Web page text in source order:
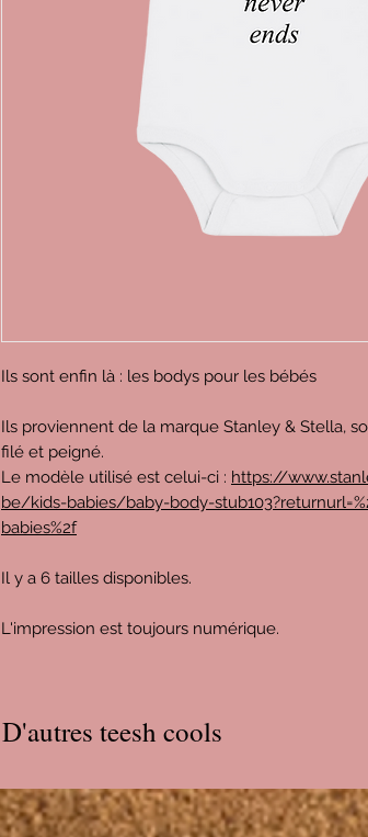
Ils sont enfin là : les bodys pour les bébés
Ils proviennent de la marque Stanley & Stella,
filé et peigné.
Le modèle utilisé est celui-ci : https://
be/kids-babies/baby-body-
babies%2f
Il y a 6 tailles disponibles.
L'impression est toujours numérique.
D'autres teesh cools